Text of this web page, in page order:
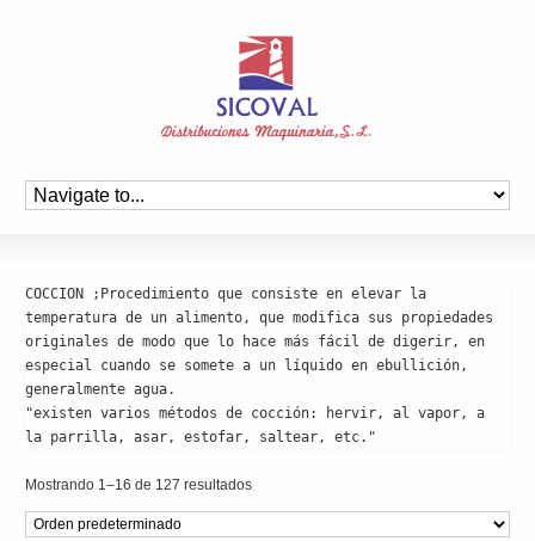
COCCION ;Procedimiento que consiste en elevar la
temperatura de un alimento, que modifica sus propiedades
originales de modo que lo hace más fácil de digerir, en
especial cuando se somete a un líquido en ebullición,
generalmente agua.
"existen varios métodos de cocción: hervir, al vapor, a
la parrilla, asar, estofar, saltear, etc."
Mostrando 1–16 de 127 resultados